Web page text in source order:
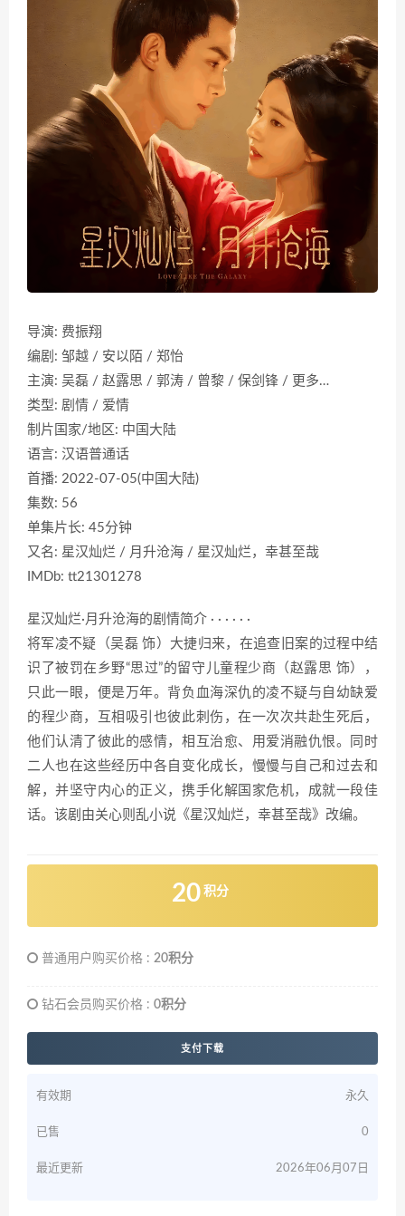
导演: 费振翔
编剧: 邹越 / 安以陌 / 郑怡
主演: 吴磊 / 赵露思 / 郭涛 / 曾黎 / 保剑锋 / 更多…
类型: 剧情 / 爱情
制片国家/地区: 中国大陆
语言: 汉语普通话
首播: 2022-07-05(中国大陆)
集数: 56
单集片长: 45分钟
又名: 星汉灿烂 / 月升沧海 / 星汉灿烂，幸甚至哉
IMDb: tt21301278
星汉灿烂·月升沧海的剧情简介 · · · · · ·
将军凌不疑（吴磊 饰）大捷归来，在追查旧案的过程中结
识了被罚在乡野“思过”的留守儿童程少商（赵露思 饰），
只此一眼，便是万年。背负血海深仇的凌不疑与自幼缺爱
的程少商，互相吸引也彼此刺伤，在一次次共赴生死后，
他们认清了彼此的感情，相互治愈、用爱消融仇恨。同时
二人也在这些经历中各自变化成长，慢慢与自己和过去和
解，并坚守内心的正义，携手化解国家危机，成就一段佳
话。该剧由关心则乱小说《星汉灿烂，幸甚至哉》改编。
20 积分
普通用户购买价格 : 20积分
钻石会员购买价格 : 0积分
支付下载
有效期 永久
已售 0
最近更新 2026年06月07日